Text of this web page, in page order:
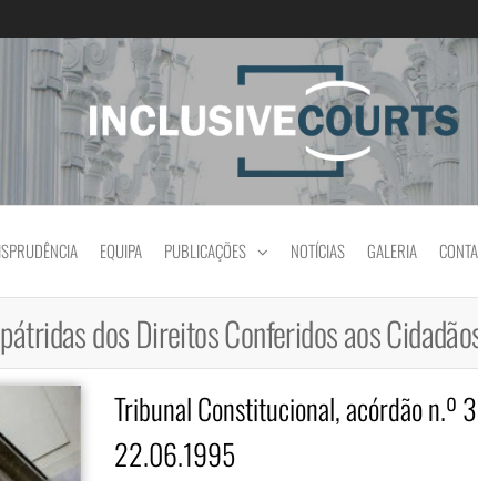
Igualdade e diferença cultural na
EQUIPA PUBLICAÇÕES NOTÍCIAS GALERIA
dos Direitos Conferidos aos
Tribunal Constitucional, acórdão n.º
22.06.1995